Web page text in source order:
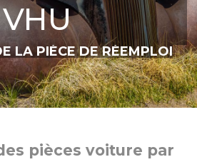
VHU
LA PIÈCE DE RÉEMPLOI
pièces voiture par